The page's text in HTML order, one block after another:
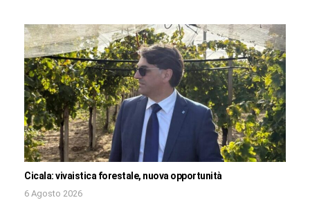
Cicala: vivaistica forestale, nuova opportunità
6 Agosto 2026